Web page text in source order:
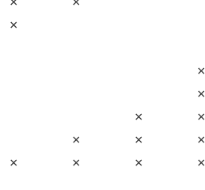
×
×
×
×
×
× ×
×
× × ×
×